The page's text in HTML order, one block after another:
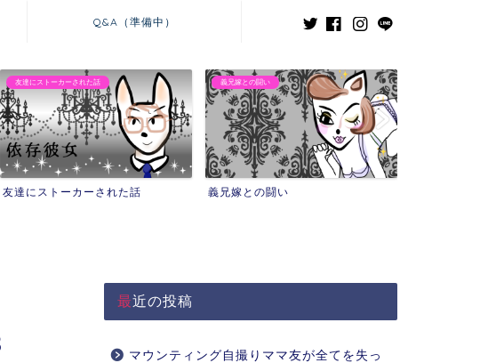
Q&A（準備中）
友達にストーカーされた話
友達にストーカーされた話
義兄嫁との闘い
義兄嫁との闘い
最近の投稿
マウンティング自撮りママ友が全てを失っ